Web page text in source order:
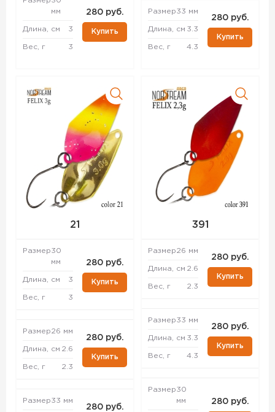
мм
Длина, см 3
Вес, г 3
280 руб.
Купить
Размер33 мм
Длина, см 3.3
Вес, г 4.3
280 руб.
Купить
21
Размер30
мм
Длина, см 3
Вес, г 3
280 руб.
Купить
Размер26 мм
Длина, см 2.6
Вес, г 2.3
280 руб.
Купить
Размер33 мм
280 руб.
391
Размер26 мм
Длина, см 2.6
Вес, г 2.3
280 руб.
Купить
Размер33 мм
Длина, см 3.3
Вес, г 4.3
280 руб.
Купить
Размер30
мм
280 руб.